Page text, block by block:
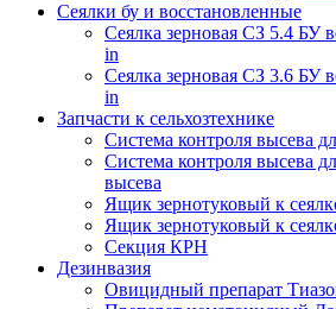
Сеялки бу и восстановленные
Сеялка зерновая СЗ 5.4 БУ
in
Сеялка зерновая СЗ 3.6 БУ
in
Запчасти к сельхозтехнике
Система контроля высева
Система контроля высева
высева
Ящик зернотуковый к
Ящик зернотуковый к
Секция КРН
Дезинвазия
Овицидный препарат